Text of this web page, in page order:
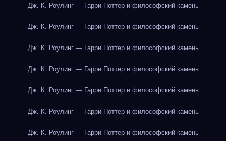
Дж. К. Роулинг — Гарри Поттер и философский камень
Дж. К. Роулинг — Гарри Поттер и философский камень
Дж. К. Роулинг — Гарри Поттер и философский камень
Дж. К. Роулинг — Гарри Поттер и философский камень
Дж. К. Роулинг — Гарри Поттер и философский камень
Дж. К. Роулинг — Гарри Поттер и философский камень
Дж. К. Роулинг — Гарри Поттер и философский камень